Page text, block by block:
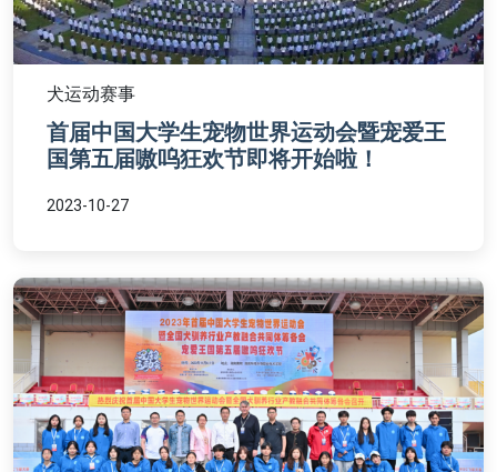
犬运动赛事
首届中国大学生宠物世界运动会暨宠爱王
国第五届嗷呜狂欢节即将开始啦！
2023-10-27